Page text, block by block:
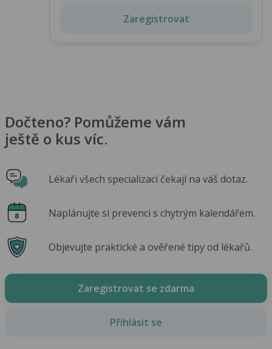
Zaregistrovat
Dočteno? Pomůžeme vám
ještě o kus víc.
Lékaři všech specializací čekají na váš dotaz.
Naplánujte si prevenci s chytrým kalendářem.
Objevujte praktické a ověřené tipy od lékařů.
Zaregistrovat se zdarma
Přihlásit se